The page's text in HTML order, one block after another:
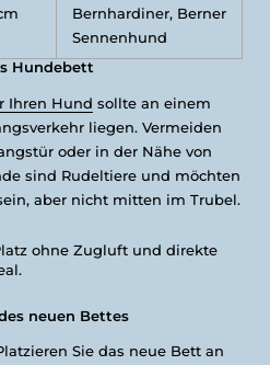
Bernhardiner, Berner
Sennenhund
Hundebett
Ihren Hund sollte an einem
liegen. Vermeiden
oder in der Nähe von
sind Rudeltiere und möchten
aber nicht mitten im Trubel.
ohne Zugluft und direkte
neuen Bettes
Sie das neue Bett an